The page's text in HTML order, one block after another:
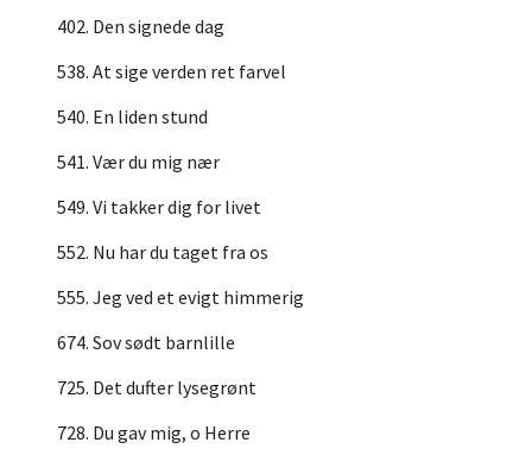
402. Den signede dag
538. At sige verden ret farvel
540. En liden stund
541. Vær du mig nær
549. Vi takker dig for livet
552. Nu har du taget fra os
555. Jeg ved et evigt himmerig
674. Sov sødt barnlille
725. Det dufter lysegrønt
728. Du gav mig, o Herre